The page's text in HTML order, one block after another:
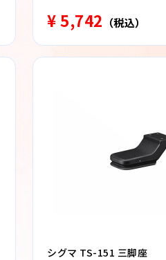
¥ 5,742 （税込）
シグマ TS-151 三脚座